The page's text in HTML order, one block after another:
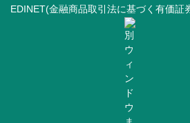
EDINET(金融商品取引法に基づく有価証